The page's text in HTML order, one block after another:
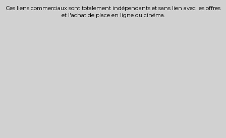
Ces liens commerciaux sont totalement indépendants et sans lien avec les offres
et l'achat de place en ligne du cinéma.